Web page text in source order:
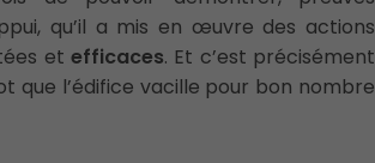
qu’il a mis en œuvre des actions
et efficaces. Et c’est précisément
que l’édifice vacille pour bon nombre